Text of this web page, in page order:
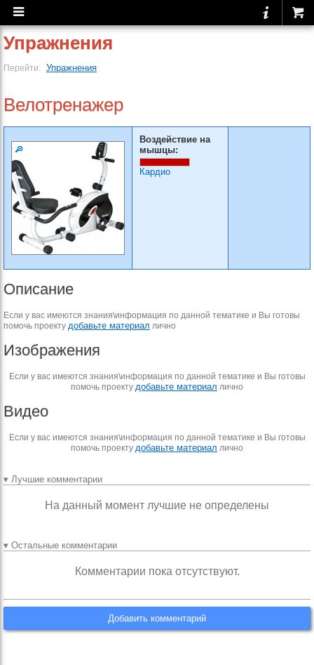
Упражнения
Перейти: Упражнения
Велотренажер
Воздействие на
мышцы:
Кардио
Описание
Если у вас имеются знания\информация по данной тематике и Вы готовы
помочь проекту добавьте материал лично
Изображения
Если у вас имеются знания\информация по данной тематике и Вы готовы
помочь проекту добавьте материал лично
Видео
Если у вас имеются знания\информация по данной тематике и Вы готовы
помочь проекту добавьте материал лично
▾ Лучшие комментарии
На данный момент лучшие не определены
▾ Остальные комментарии
Комментарии пока отсутствуют.
Добавить комментарий